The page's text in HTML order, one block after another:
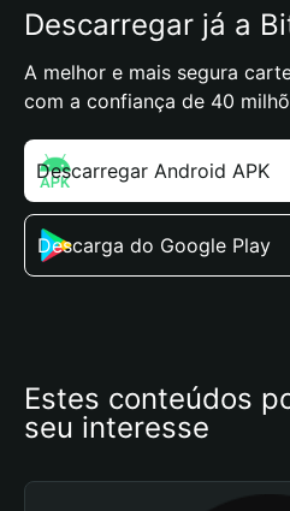
Descarregar já a
A melhor e mais segura
com a confiança de 40
Descarregar Android APK
Descarga do Google Play
Estes conteúdos
seu interesse